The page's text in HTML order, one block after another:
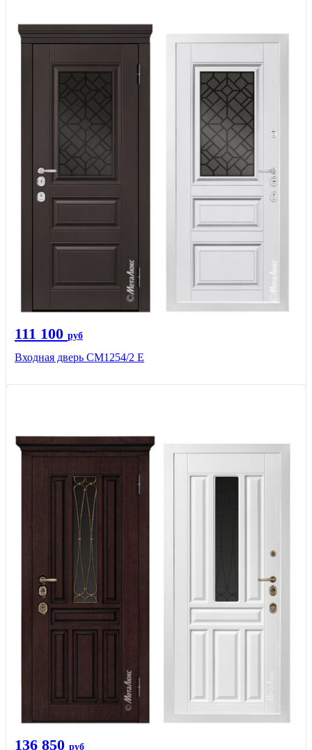
111 100 руб
Входная дверь СМ1254/2 E
136 850 руб